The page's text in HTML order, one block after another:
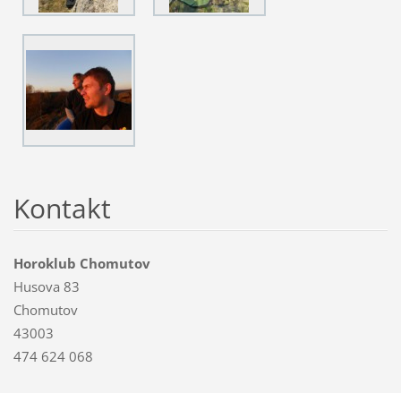
Kontakt
Horoklub Chomutov
Husova 83
Chomutov
43003
474 624 068